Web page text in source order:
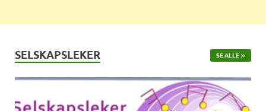
SELSKAPSLEKER SE ALLE